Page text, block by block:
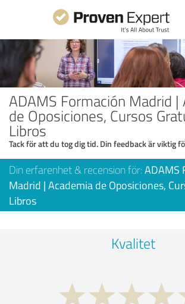
ADAMS Formación Madrid |
de Oposiciones, Cursos
Libros
Tack för att du tog dig tid. Din feedback är viktig
Din erfarenhet & recension för: ADAMS
Madrid | Academia de Oposiciones,
Libros
Kvalitet